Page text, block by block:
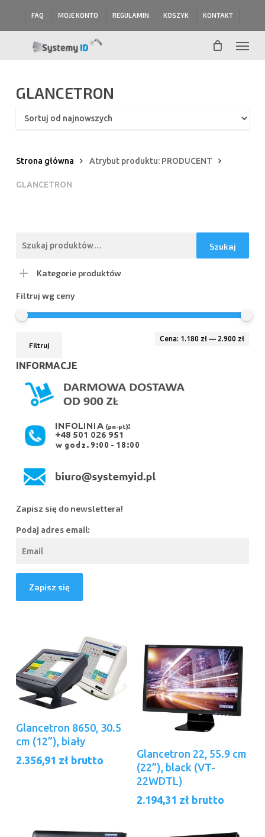
FAQ MOJE KONTO REGULAMIN KOSZYK KONTAKT
Menu
GLANCETRON
Strona główna Atrybut produktu: PRODUCENT
GLANCETRON
Szukaj
Kategorie produktów
Filtruj wg ceny
Filtruj
Cena: 1.180 zł — 2.900 zł
INFORMACJE
Zapisz się do newslettera!
Podaj adres email:
Glancetron 8650, 30.5
cm (12”), biały
2.356,91 zł brutto
Dodaj Do Koszyka
Glancetron 22, 55.9 cm
(22”), black (VT-
22WDTL)
2.194,31 zł brutto